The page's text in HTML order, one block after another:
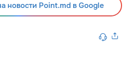
новости Point.md в Google